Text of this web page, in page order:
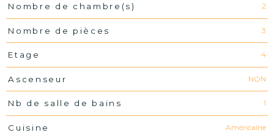
Nombre de chambre(s) 2
Nombre de pièces 3
Etage 4
Ascenseur NON
Nb de salle de bains 1
Cuisine Américaine